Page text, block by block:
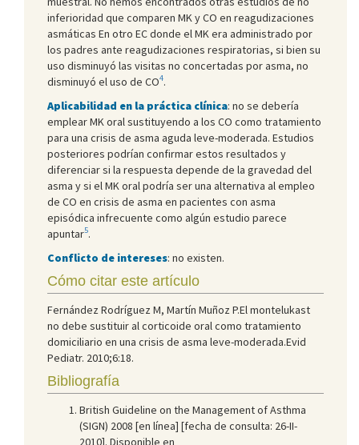
inferioridad que comparen MK y CO en reagudizaciones
asmáticas En otro EC donde el MK era administrado por
los padres ante reagudizaciones respiratorias, si bien su
uso disminuyó las visitas no concertadas por asma, no
disminuyó el uso de CO4.
Aplicabilidad en la práctica clínica: no se debería
emplear MK oral sustituyendo a los CO como tratamiento
para una crisis de asma aguda leve-moderada. Estudios
posteriores podrían confirmar estos resultados y
diferenciar si la respuesta depende de la gravedad del
asma y si el MK oral podría ser una alternativa al empleo
de CO en crisis de asma en pacientes con asma
episódica infrecuente como algún estudio parece
apuntar5.
Conflicto de intereses: no existen.
Cómo citar este artículo
Fernández Rodríguez M, Martín Muñoz P.El montelukast
no debe sustituir al corticoide oral como tratamiento
domiciliario en una crisis de asma leve-moderada.Evid
Pediatr. 2010;6:18.
Bibliografía
British Guideline on the Management of Asthma
(SIGN) 2008 [en línea] [fecha de consulta: 26-II-
2010]. Disponible en